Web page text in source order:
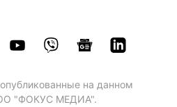
на данном
"ФОКУС МЕДИА".